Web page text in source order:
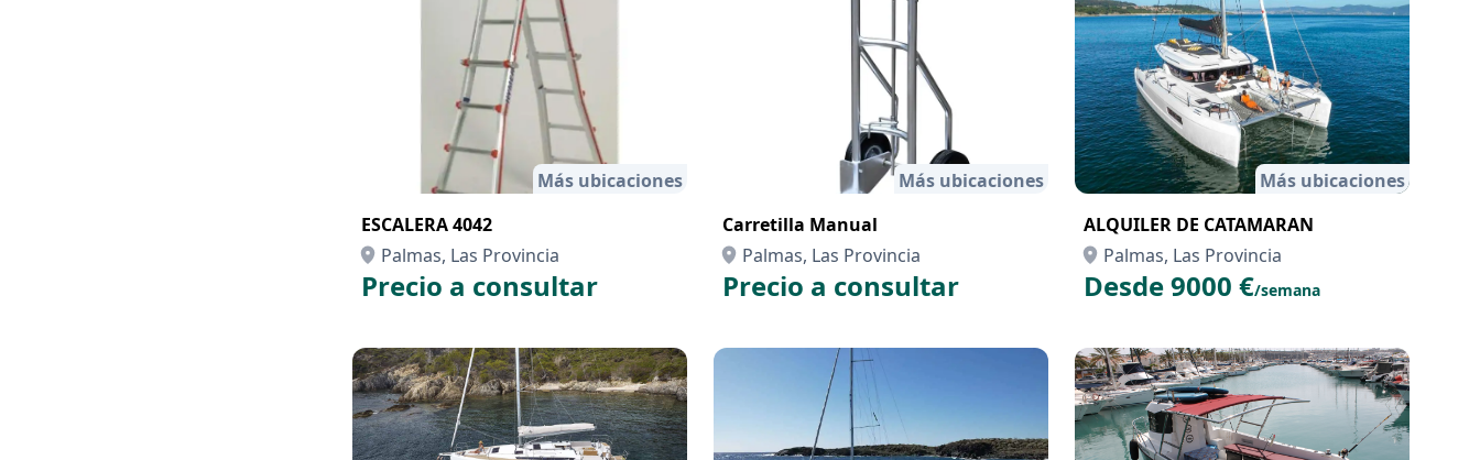
Más ubicaciones
ESCALERA 4042
Palmas, Las Provincia
Precio a consultar
Más ubicaciones
Carretilla Manual
Palmas, Las Provincia
Precio a consultar
Más ubicaciones
ALQUILER DE CATAMARAN
Palmas, Las Provincia
Desde 9000 €/semana